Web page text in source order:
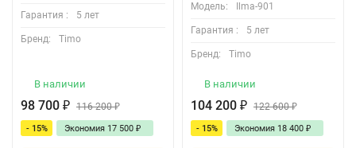
Гарантия : 5 лет
Бренд: Timo
В наличии
98 700 ₽ 116 200₽
- 15% Экономия 17 500 ₽
Модель: Ilma-901
Гарантия : 5 лет
Бренд: Timo
В наличии
104 200 ₽ 122 600₽
- 15% Экономия 18 400 ₽